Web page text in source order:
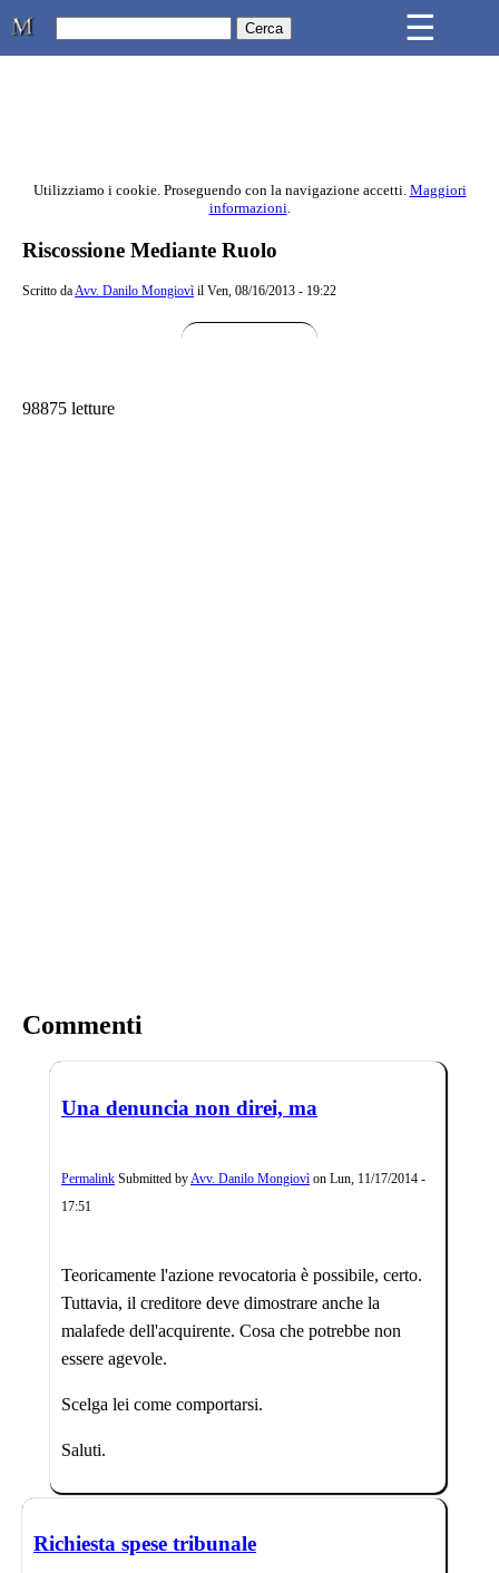
Studio Legale Mongiovì ☰
Contenuto principale della pagina
Utilizziamo i cookie. Proseguendo con la navigazione accetti. Maggiori
informazioni.
Riscossione Mediante Ruolo
Scritto daAvv. Danilo Mongiovì il Ven, 08/16/2013 - 19:22
98875 letture
Commenti
Una denuncia non direi, ma
Permalink Submitted by Avv. Danilo Mongiovì on Lun, 11/17/2014 -
17:51
Teoricamente l'azione revocatoria è possibile, certo.
Tuttavia, il creditore deve dimostrare anche la
malafede dell'acquirente. Cosa che potrebbe non
essere agevole.
Scelga lei come comportarsi.
Saluti.
Richiesta spese tribunale